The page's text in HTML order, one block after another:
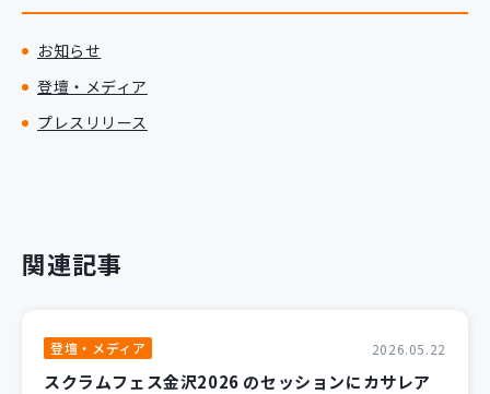
お知らせ
登壇・メディア
プレスリリース
関連記事
登壇・メディア 2026.05.22
スクラムフェス金沢2026 のセッションにカサレア